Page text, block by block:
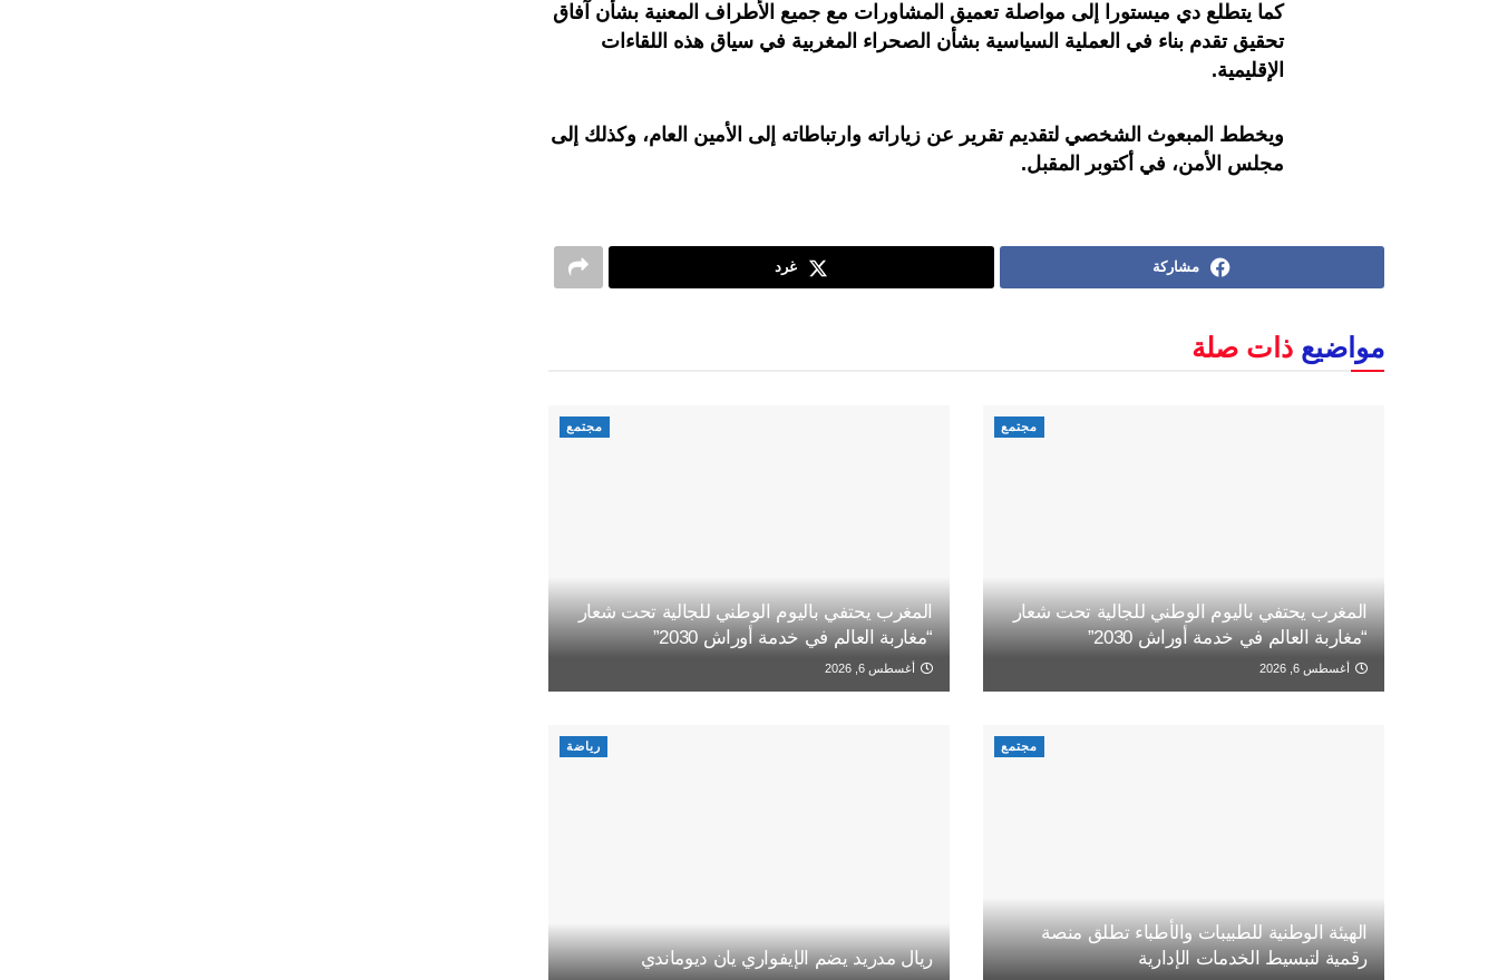
كما يتطلع دي ميستورا إلى مواصلة تعميق المشاورات مع جميع الأطراف المعنية بشأن آفاق
تحقيق تقدم بناء في العملية السياسية بشأن الصحراء المغربية في سياق هذه اللقاءات
الإقليمية.
ويخطط المبعوث الشخصي لتقديم تقرير عن زياراته وارتباطاته إلى الأمين العام، وكذلك إلى
مجلس الأمن، في أكتوبر المقبل.
مشاركة غرد
مواضيع ذات صلة
مجتمع
المغرب يحتفي باليوم الوطني للجالية تحت شعار
“مغاربة العالم في خدمة أوراش 2030”
أغسطس 6, 2026
مجتمع
المغرب يحتفي باليوم الوطني للجالية تحت شعار
“مغاربة العالم في خدمة أوراش 2030”
أغسطس 6, 2026
مجتمع
الهيئة الوطنية للطبيبات والأطباء تطلق منصة
رقمية لتبسيط الخدمات الإدارية
رياضة
ريال مدريد يضم الإيفواري يان ديوماندي